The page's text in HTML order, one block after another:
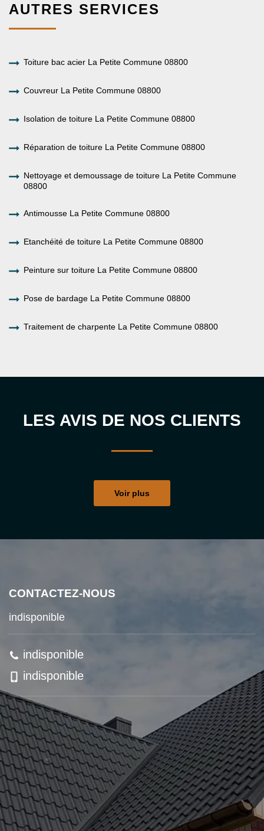
AUTRES SERVICES
Toiture bac acier La Petite Commune 08800
Couvreur La Petite Commune 08800
Isolation de toiture La Petite Commune 08800
Réparation de toiture La Petite Commune 08800
Nettoyage et demoussage de toiture La Petite Commune
08800
Antimousse La Petite Commune 08800
Etanchéité de toiture La Petite Commune 08800
Peinture sur toiture La Petite Commune 08800
Pose de bardage La Petite Commune 08800
Traitement de charpente La Petite Commune 08800
LES AVIS DE NOS CLIENTS
Voir plus
CONTACTEZ-NOUS
indisponible
indisponible
indisponible